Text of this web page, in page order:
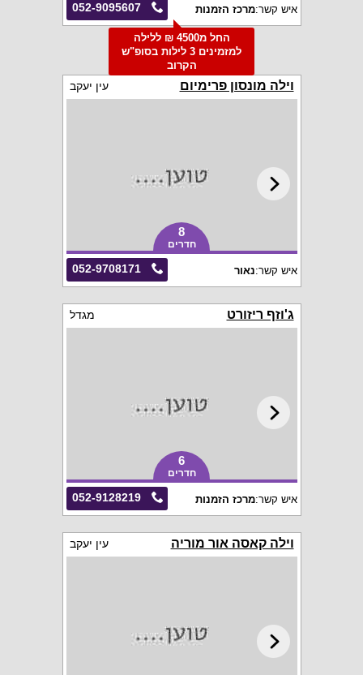
052-9095607 איש קשר:מרכז הזמנות
החל מ4500 ₪ ללילה
למזמינים 3 לילות בסופ"ש
הקרוב
וילה מונסון פרימיום עין יעקב
8
חדרים
052-9708171 איש קשר:נאור
ג'וזף ריזורט מגדל
6
חדרים
052-9128219 איש קשר:מרכז הזמנות
וילה קאסה אור מוריה עין יעקב